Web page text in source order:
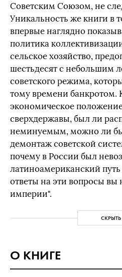
Советским Союзом, не
Уникальность же книги в
впервые наглядно
политика
сельское хозяйство,
шестьдесят с небольшим
советского режима,
тому времени банкротом.
экономическое
сверхдержавы, был ли
неминуемым, можно ли
демонтаж советской
почему в России был
латиноамериканский
ответы на эти вопросы вы
империи".
СКРЫТЬ
О КНИГЕ